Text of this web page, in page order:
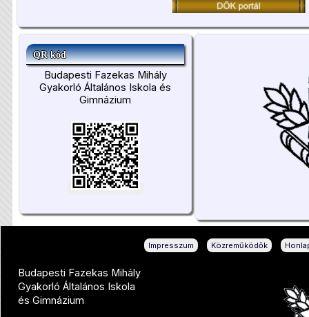
QR kód
Budapesti Fazekas Mihály
Gyakorló Általános Iskola és
Gimnázium
Impresszum Közreműködők
Budapesti Fazekas Mihály
Gyakorló Általános Iskola
és Gimnázium